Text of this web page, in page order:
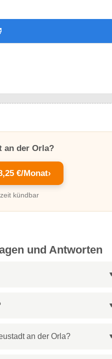
an der Orla?
€/Monat›
kündbar
und Antworten
an der Orla?